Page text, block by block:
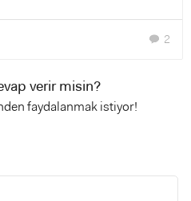
chat 2
verir misin?
faydalanmak istiyor!